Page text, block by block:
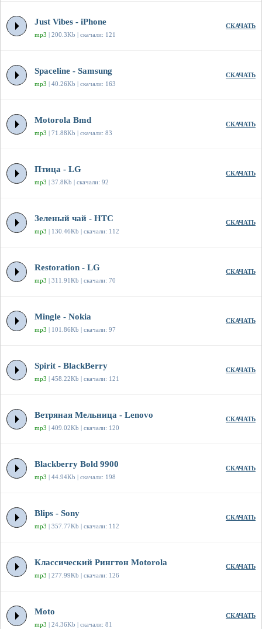
Just Vibes - iPhone
mp3 | 200.3Kb | скачали: 121
СКАЧАТЬ
Spaceline - Samsung
mp3 | 40.26Kb | скачали: 163
СКАЧАТЬ
Motorola Bmd
mp3 | 71.88Kb | скачали: 83
СКАЧАТЬ
Птица - LG
mp3 | 37.8Kb | скачали: 92
СКАЧАТЬ
Зеленый чай - HTC
mp3 | 130.46Kb | скачали: 112
СКАЧАТЬ
Restoration - LG
mp3 | 311.91Kb | скачали: 70
СКАЧАТЬ
Mingle - Nokia
mp3 | 101.86Kb | скачали: 97
СКАЧАТЬ
Spirit - BlackBerry
mp3 | 458.22Kb | скачали: 121
СКАЧАТЬ
Ветряная Мельница - Lenovo
mp3 | 409.02Kb | скачали: 120
СКАЧАТЬ
Blackberry Bold 9900
mp3 | 44.94Kb | скачали: 198
СКАЧАТЬ
Blips - Sony
mp3 | 357.77Kb | скачали: 112
СКАЧАТЬ
Классический Рингтон Motorola
mp3 | 277.99Kb | скачали: 126
СКАЧАТЬ
Moto
mp3 | 24.36Kb | скачали: 81
СКАЧАТЬ